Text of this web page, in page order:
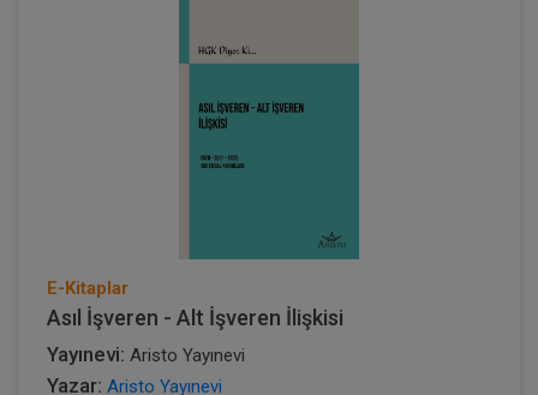
E-Kitaplar
Asıl İşveren - Alt İşveren İlişkisi
Yayınevi: Aristo Yayınevi
Yazar: Aristo Yayınevi